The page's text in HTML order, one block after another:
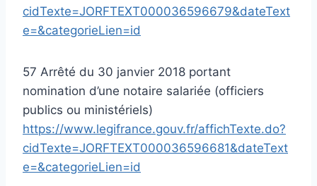
cidTexte=JORFTEXT000036596679&dateText
e=&categorieLien=id
57 Arrêté du 30 janvier 2018 portant
nomination d’une notaire salariée (officiers
publics ou ministériels)
https://www.legifrance.gouv.fr/affichTexte.do?
cidTexte=JORFTEXT000036596681&dateText
e=&categorieLien=id